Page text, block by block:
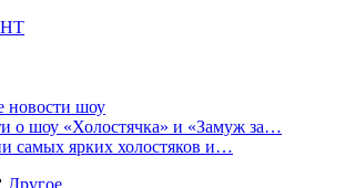
новости шоу
о шоу «Холостячка» и «Замуж за…
самых ярких холостяков и…
Другое